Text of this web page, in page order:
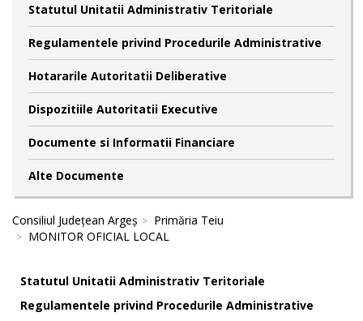
Statutul Unitatii Administrativ Teritoriale
Regulamentele privind Procedurile Administrative
Hotararile Autoritatii Deliberative
Dispozitiile Autoritatii Executive
Documente si Informatii Financiare
Alte Documente
Consiliul Județean Argeș
Primăria Teiu
MONITOR OFICIAL LOCAL
Statutul Unitatii Administrativ Teritoriale
Regulamentele privind Procedurile Administrative